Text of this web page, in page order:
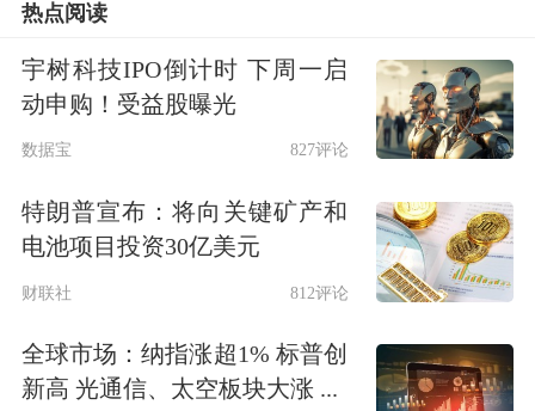
热点阅读
宇树科技IPO倒计时 下周一启
动申购！受益股曝光
数据宝 827评论
特朗普宣布：将向关键矿产和
电池项目投资30亿美元
财联社 812评论
全球市场：纳指涨超1% 标普创
新高 光通信、太空板块大涨 ...